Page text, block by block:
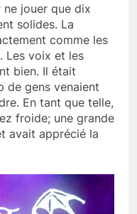
jouer que dix
solides. La
comme les
Les voix et les
bien. Il était
de gens venaient
En tant que telle,
froide; une grande
avait apprécié la